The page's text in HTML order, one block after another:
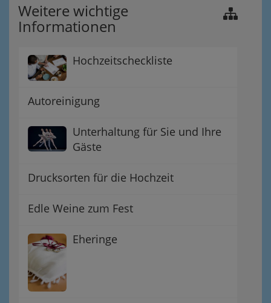
Weitere wichtige
Informationen
Hochzeitscheckliste
Autoreinigung
Unterhaltung für Sie und Ihre
Gäste
Drucksorten für die Hochzeit
Edle Weine zum Fest
Eheringe